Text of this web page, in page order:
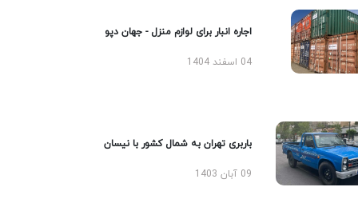
اجاره انبار برای لوازم منزل - جهان دپو
04 اسفند 1404
باربری تهران به شمال کشور با نیسان
09 آبان 1403